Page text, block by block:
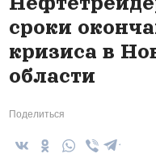
сроки
кризиса в
области
Поделиться